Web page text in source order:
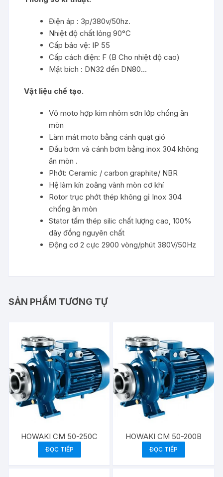
Điện áp : 3p/380v/50hz.
Nhiệt độ chất lỏng 90°C
Cấp bảo vệ: IP 55
Cấp cách điện: F (B Cho nhiệt độ cao)
Mặt bích : DN32 đến DN80…
Vật liệu chế tạo.
Vỏ moto hợp kim nhôm sơn lớp chống ăn
mòn
Làm mát moto bằng cánh quạt gió
Đầu bơm và cánh bơm bằng inox 304 không
ăn mòn .
Phớt: Ceramic / carbon graphite/ NBR
Hệ làm kín zoăng vành mòn cơ khí
Rotor trục phớt thép không gỉ Inox 304
chống ăn mòn
Stator tấm thép silic chất lượng cao, 100%
dây đồng nguyên chất
Động cơ 2 cực 2900 vòng/phút 380V/50Hz
SẢN PHẨM TƯƠNG TỰ
HOWAKI CM 50-250C
ĐỌC TIẾP
HOWAKI CM 50-200B
ĐỌC TIẾP